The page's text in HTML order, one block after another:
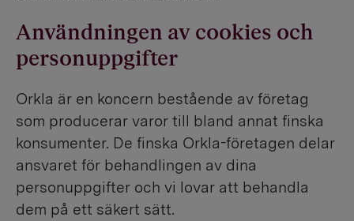
Användningen av cookies och
personuppgifter
Orkla är en koncern bestående av företag
som producerar varor till bland annat finska
konsumenter. De finska Orkla-företagen delar
ansvaret för behandlingen av dina
personuppgifter och vi lovar att behandla
dem på ett säkert sätt.